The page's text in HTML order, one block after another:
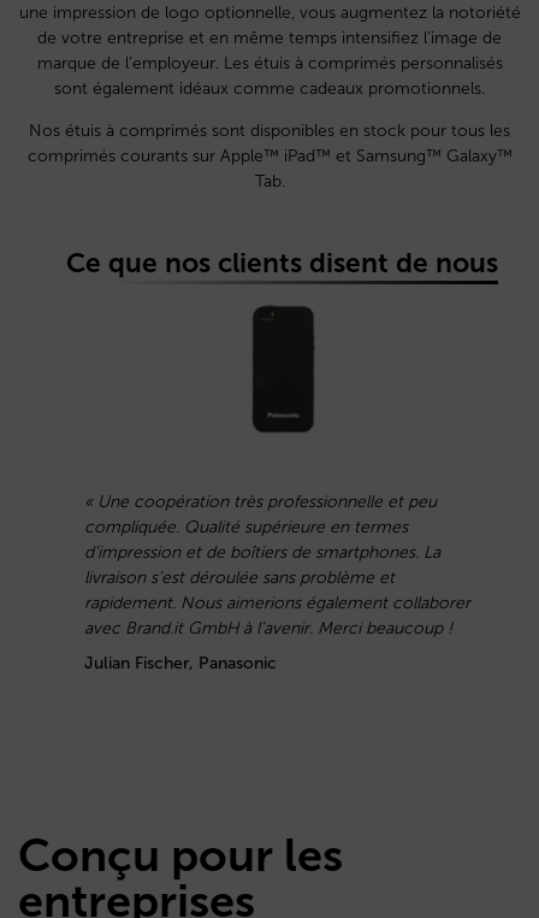
une impression de logo optionnelle, vous augmentez la notoriété
de votre entreprise et en même temps intensifiez l’image de
marque de l’employeur. Les étuis à comprimés personnalisés
sont également idéaux comme cadeaux promotionnels.
Nos étuis à comprimés sont disponibles en stock pour tous les
comprimés courants sur Apple™ iPad™ et Samsung™ Galaxy™
Tab.
Ce que nos clients disent de nous
« Une coopération très professionnelle et peu
compliquée. Qualité supérieure en termes
d’impression et de boîtiers de smartphones. La
livraison s’est déroulée sans problème et
rapidement. Nous aimerions également collaborer
avec Brand.it GmbH à l’avenir. Merci beaucoup !
Julian Fischer, Panasonic
Conçu pour les
entreprises